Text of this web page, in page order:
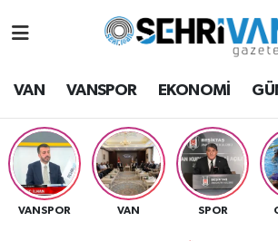
VAN VANSPOR EKONOMİ
VANSPOR VAN SPOR
Van Hava Durumu
VAN Namaz Vakitleri
Van Trafik Yoğunluk Haritası